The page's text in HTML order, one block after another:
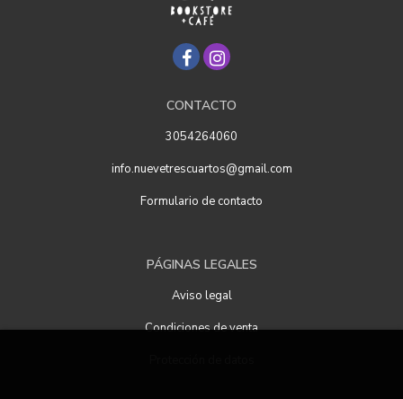
CONTACTO
3054264060
info.nuevetrescuartos@gmail.com
Formulario de contacto
PÁGINAS LEGALES
Aviso legal
Condiciones de venta